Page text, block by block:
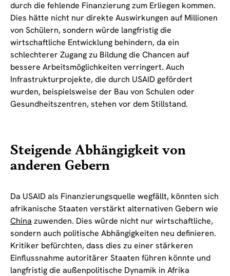
durch die fehlende Finanzierung zum Erliegen kommen.
Dies hätte nicht nur direkte Auswirkungen auf Millionen
von Schülern, sondern würde langfristig die
wirtschaftliche Entwicklung behindern, da ein
schlechterer Zugang zu Bildung die Chancen auf
bessere Arbeitsmöglichkeiten verringert. Auch
Infrastrukturprojekte, die durch USAID gefördert
wurden, beispielsweise der Bau von Schulen oder
Gesundheitszentren, stehen vor dem Stillstand.
Steigende Abhängigkeit von
anderen Gebern
Da USAID als Finanzierungsquelle wegfällt, könnten sich
afrikanische Staaten verstärkt alternativen Gebern wie
China zuwenden. Dies würde nicht nur wirtschaftliche,
sondern auch politische Abhängigkeiten neu definieren.
Kritiker befürchten, dass dies zu einer stärkeren
Einflussnahme autoritärer Staaten führen könnte und
langfristig die außenpolitische Dynamik in Afrika